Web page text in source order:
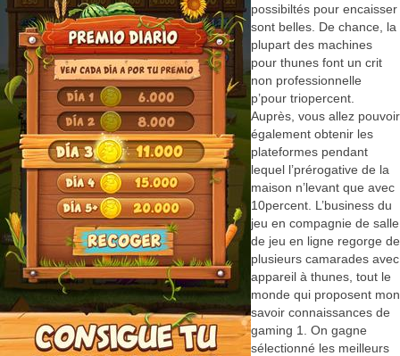
possibiltés pour encaisser
sont belles. De chance, la
plupart des machines
pour thunes font un crit
non professionnelle
p’pour triopercent.
Auprès, vous allez pouvoir
également obtenir les
plateformes pendant
lequel l’prérogative de la
maison n’levant que avec
10percent. L’business du
jeu en compagnie de salle
de jeu en ligne regorge de
plusieurs camarades avec
appareil à thunes, tout le
monde qui proposent mon
savoir connaissances de
gaming 1. On gagne
sélectionné les meilleurs